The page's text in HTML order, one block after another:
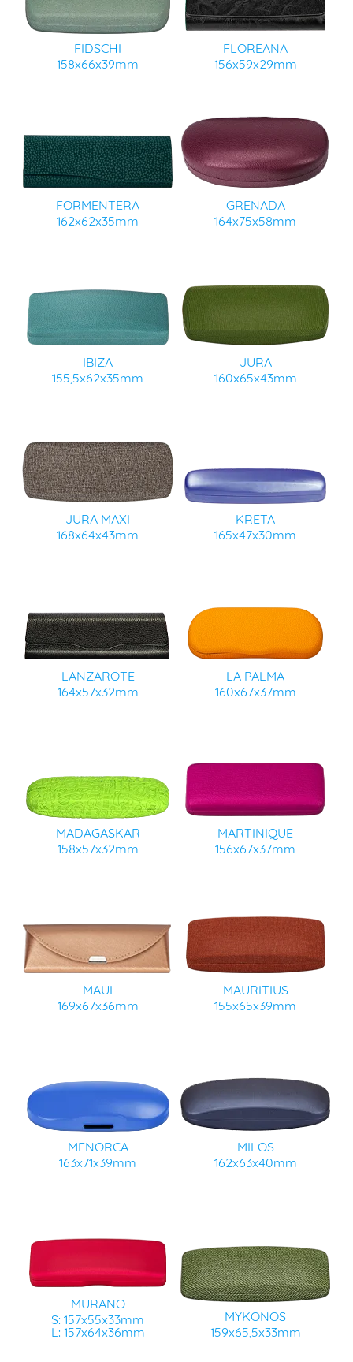
FIDSCHI
158x66x39mm
FLOREANA
156x59x29mm
FORMENTERA
162x62x35mm
GRENADA
164x75x58mm
IBIZA
155,5x62x35mm
JURA
160x65x43mm
JURA MAXI
168x64x43mm
KRETA
165x47x30mm
LANZAROTE
164x57x32mm
LA PALMA
160x67x37mm
MADAGASKAR
158x57x32mm
MARTINIQUE
156x67x37mm
MAUI
169x67x36mm
MAURITIUS
155x65x39mm
MENORCA
163x71x39mm
MILOS
162x63x40mm
MURANO
S: 157x55x33mm
L: 157x64x36mm
MYKONOS
159x65,5x33mm